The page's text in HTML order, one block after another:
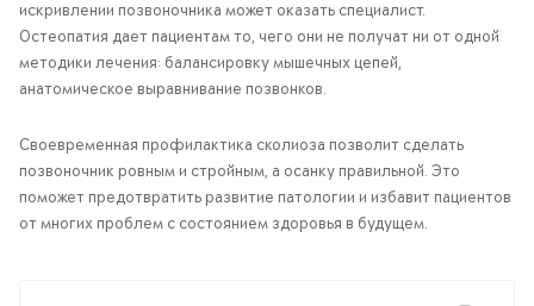
искривлении позвоночника может оказать специалист.
Остеопатия дает пациентам то, чего они не получат ни от одной
методики лечения: балансировку мышечных цепей,
анатомическое выравнивание позвонков.
Своевременная профилактика сколиоза позволит сделать
позвоночник ровным и стройным, а осанку правильной. Это
поможет предотвратить развитие патологии и избавит пациентов
от многих проблем с состоянием здоровья в будущем.